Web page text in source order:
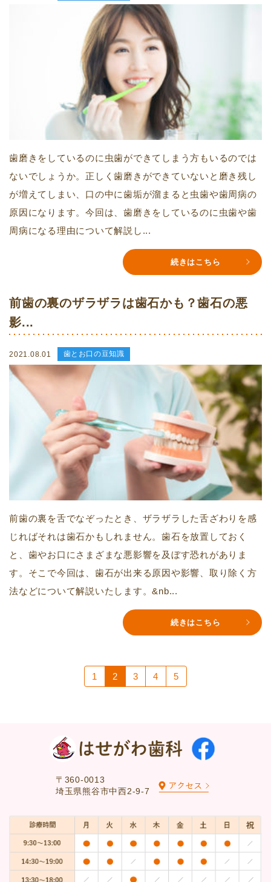
歯磨きをしているのに虫歯ができてしまう方もいるのでは
ないでしょうか。正しく歯磨きができていないと磨き残し
が増えてしまい、口の中に歯垢が溜まると虫歯や歯周病の
原因になります。今回は、歯磨きをしているのに虫歯や歯
周病になる理由について解説し...
続きはこちら
前歯の裏のザラザラは歯石かも？歯石の悪
影...
2021.08.01 歯とお口の豆知識
前歯の裏を舌でなぞったとき、ザラザラした舌ざわりを感
じればそれは歯石かもしれません。歯石を放置しておく
と、歯やお口にさまざまな悪影響を及ぼす恐れがありま
す。そこで今回は、歯石が出来る原因や影響、取り除く方
法などについて解説いたします。&nb...
続きはこちら
1 2 3 4 5
〒360-0013
埼玉県熊谷市中西2-9-7